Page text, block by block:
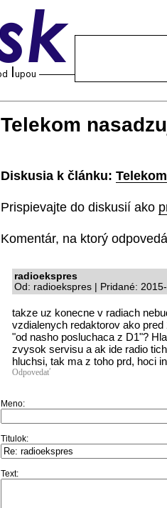
Telekom
Diskusia k článku:
Prispievajte do diskusií ako
Komentár, na ktorý
radioekspres
Od: radioekspres | Pridané:
takze uz konecne v radiach
vzdialenych redaktorov ako
"od nasho posluchaca z D1"?
zvysok servisu a ak ide radio
hluchsi, tak ma z toho prd, hoci
Odpovedať
Meno:
Titulok:
Text: